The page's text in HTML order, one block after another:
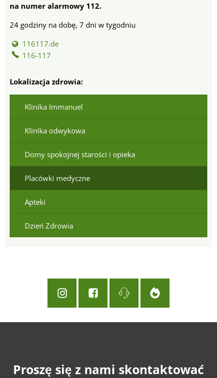
na numer alarmowy 112.
24 godziny na dobę, 7 dni w tygodniu
116117.de
116-117
Lokalizacja zdrowia:
Klinika Immanuel
Klinika odwykowa
Domy spokojnej starości i opieka
Placówki medyczne
Apteki
Dzień Zdrowia
Proszę się z nami skontaktować